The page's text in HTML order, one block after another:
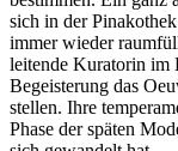
sich in der
immer wieder
leitende Kuratorin im
Begeisterung das
stellen. Ihre
Phase der späten